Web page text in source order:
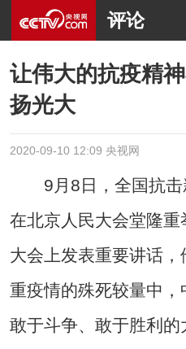
评论
让伟大的抗疫精
扬光大
2020-09-10 12:09 央视网
9月8日，全国抗击
在北京人民大会堂隆
大会上发表重要讲话，
重疫情的殊死较量中
敢于斗争、敢于胜利